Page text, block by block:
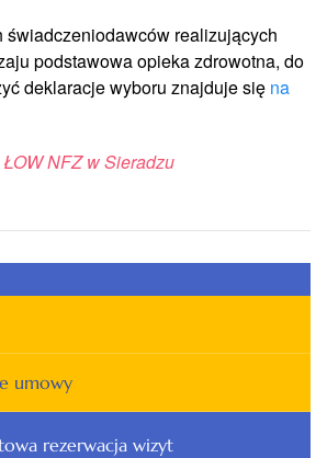
świadczeniodawców realizujących
podstawowa opieka zdrowotna, do
deklaracje wyboru znajduje się na
NFZ w Sieradzu
umowy
rezerwacja wizyt